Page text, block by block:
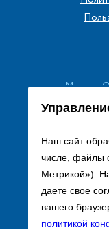
Наш сайт
числе, файлы
Метрикой»).
даете свое
вашего
политикой
г. Москва,